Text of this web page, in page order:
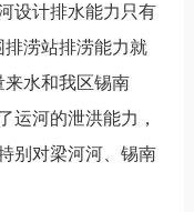
设计排水能力只有
排涝站排涝能力就
来水和我区锡南
运河的泄洪能力，
别对梁河河、锡南